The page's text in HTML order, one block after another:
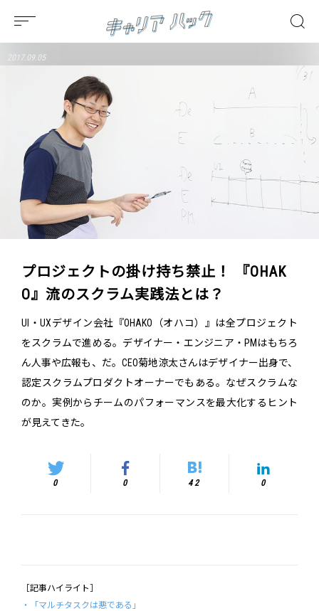
2017.09.05
プロジェクトの掛け持ち禁止！ 『OHAK
O』流のスクラム実践法とは？
UI・UXデザイン会社『OHAKO（オハコ）』は全プロジェクト
をスクラムで進める。デザイナー・エンジニア・PMはもちろ
ん人事や広報も、だ。CEO菊地涼太さんはデザイナー出身で、
認定スクラムプロダクトオーナーでもある。なぜスクラムな
のか。実例からチームのパフォーマンスを最大化するヒント
が見えてきた。
0 0 42 0
［記事ハイライト］
・「マルチタスクは悪である」